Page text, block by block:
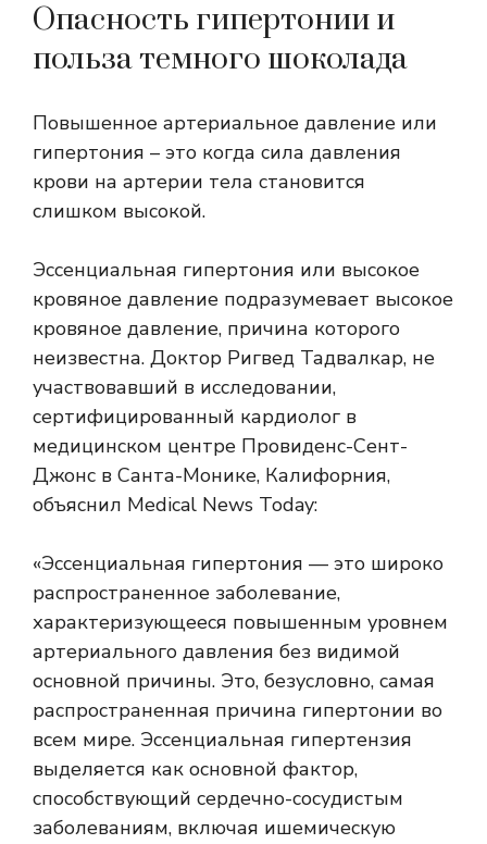
Опасность гипертонии и
польза темного шоколада
Повышенное артериальное давление или
гипертония – это когда сила давления
крови на артерии тела становится
слишком высокой.
Эссенциальная гипертония или высокое
кровяное давление подразумевает высокое
кровяное давление, причина которого
неизвестна. Доктор Ригвед Тадвалкар, не
участвовавший в исследовании,
сертифицированный кардиолог в
медицинском центре Провиденс-Сент-
Джонс в Санта-Монике, Калифорния,
объяснил Medical News Today:
«Эссенциальная гипертония — это широко
распространенное заболевание,
характеризующееся повышенным уровнем
артериального давления без видимой
основной причины. Это, безусловно, самая
распространенная причина гипертонии во
всем мире. Эссенциальная гипертензия
выделяется как основной фактор,
способствующий сердечно-сосудистым
заболеваниям, включая ишемическую